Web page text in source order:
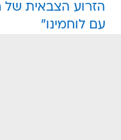
הזרוע הצבאית של
עם לוחמינו"